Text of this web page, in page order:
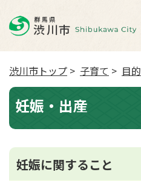
渋川市トップ > 子育て > 目的
妊娠・出産
妊娠に関すること